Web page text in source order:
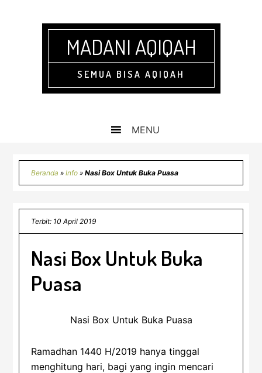
MADANI AQIQAH
SEMUA BISA AQIQAH
Beranda »Info »Nasi Box Untuk Buka Puasa
Terbit: 10 April 2019
Nasi Box Untuk Buka
Puasa
Nasi Box Untuk Buka Puasa
Ramadhan 1440 H/2019 hanya tinggal
menghitung hari, bagi yang ingin mencari